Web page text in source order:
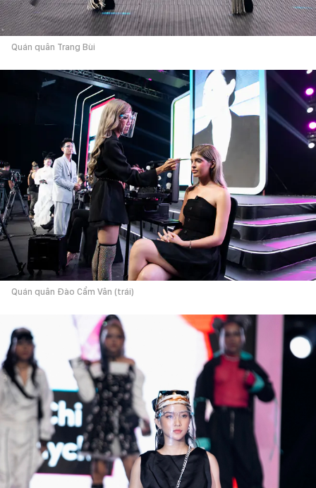
Quán quân Trang Bùi
Quán quân Đào Cẩm Vân (trái)